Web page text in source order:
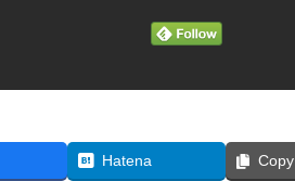
Hatena Copy